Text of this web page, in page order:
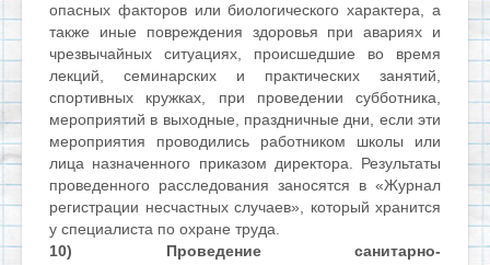
опасных факторов или биологического характера, а
также иные повреждения здоровья при авариях и
чрезвычайных ситуациях, происшедшие во время
лекций, семинарских и практических занятий,
спортивных кружках, при проведении субботника,
мероприятий в выходные, праздничные дни, если эти
мероприятия проводились работником школы или
лица назначенного приказом директора. Результаты
проведенного расследования заносятся в «Журнал
регистрации несчастных случаев», который хранится
у специалиста по охране труда.
10) Проведение санитарно-